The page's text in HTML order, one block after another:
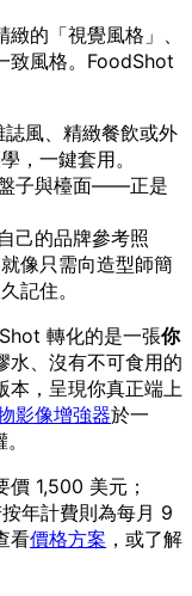
的「視覺風格」、
致風格。FoodShot
風、精緻餐飲或外
，一鍵套用。
子與檯面——正是
己的品牌參考照
像只需向造型師簡
記住。
轉化的是一張你
水、沒有不可食用的
，呈現你真正端上
影像增強器於一
1,500 美元；
年計費則為每月 9
看價格方案 ，或了解